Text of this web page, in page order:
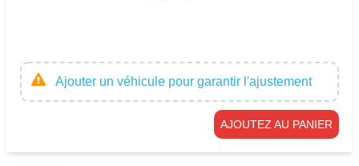
Ajouter un véhicule pour garantir l'ajustement
AJOUTEZ AU PANIER